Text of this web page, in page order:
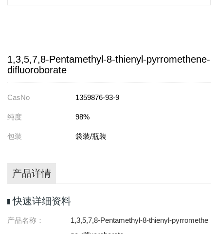
1,3,5,7,8-Pentamethyl-8-thienyl-pyrromethene-
difluoroborate
CasNo 1359876-93-9
纯度 98%
包装 袋装/瓶装
产品详情
快速详细资料
产品名称：
1,3,5,7,8-Pentamethyl-8-thienyl-pyrromethe